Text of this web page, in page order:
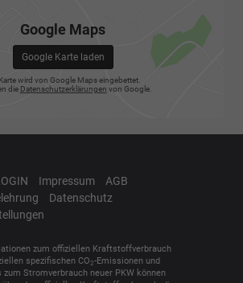
Google Maps
Google Karte laden
wird von Google Maps eingebettet.
die Datenschutzerklärungen von Google.
Impressum
AGB
Datenschutz
zum offiziellen Kraftstoffverbrauch
spezifischen CO2-Emissionen und
zum Stromverbrauch neuer PKW können